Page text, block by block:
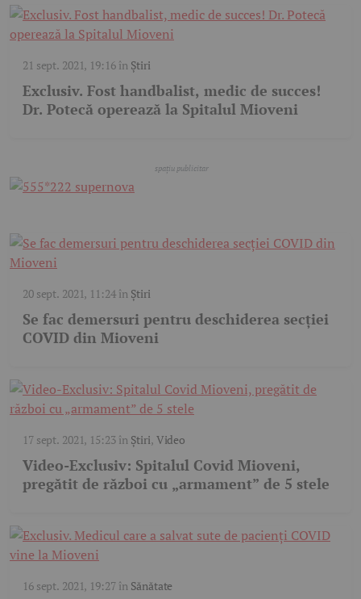
21 sept. 2021, 19:16în Știri
Exclusiv. Fost handbalist, medic de succes!
Dr. Potecă operează la Spitalul Mioveni
20 sept. 2021, 11:24în Știri
Se fac demersuri pentru deschiderea secţiei
COVID din Mioveni
17 sept. 2021, 15:23în Știri, Video
Video-Exclusiv: Spitalul Covid Mioveni,
pregătit de război cu „armament” de 5 stele
16 sept. 2021, 19:27în Sănătate